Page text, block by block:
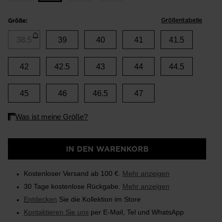
Größe: Größentabelle
38.5 39 40 41 41.5
42 42.5 43 44 44.5
45 46 46.5 47
IN DEN WARENKORB
Kostenloser Versand ab 100 €. Mehr anzeigen
30 Tage kostenlose Rückgabe. Mehr anzeigen
Entdecken Sie die Kollektion im Store
Kontaktieren Sie uns per E-Mail, Tel und WhatsApp